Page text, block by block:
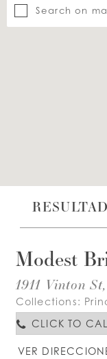
LISTA DE
Search on
Modest
1911 Vinton
Collections:
CLICK TO
VER